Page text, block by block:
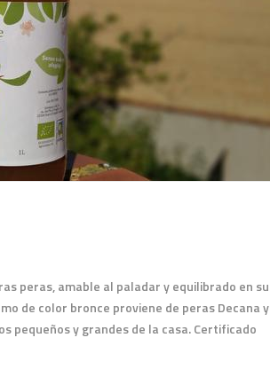
peras, amable al paladar y equilibrado en su
de color bronce proviene de peras Decana y
pequeños y grandes de la casa. Certificado